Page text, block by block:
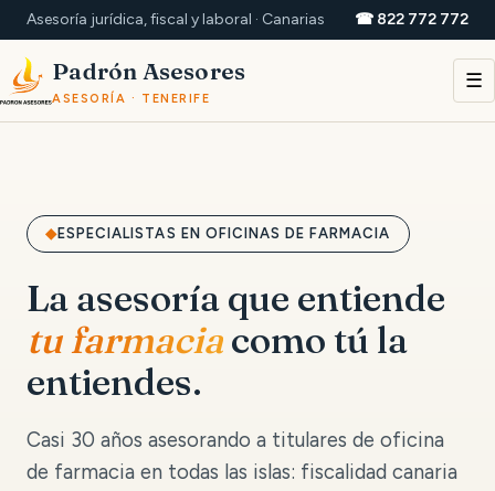
Asesoría jurídica, fiscal y laboral · Canarias ☎ 822 772 772
Padrón Asesores
ASESORÍA · TENERIFE
☰
ESPECIALISTAS EN OFICINAS DE FARMACIA
La asesoría que entiende
tu farmaciacomo tú la
entiendes.
Casi 30 años asesorando a titulares de oficina
de farmacia en todas las islas: fiscalidad canaria